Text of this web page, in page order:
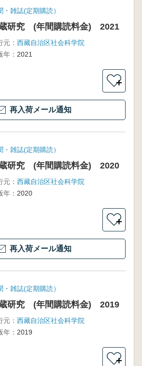
・雑誌(定期購読）
研究 (年間購読料金) 2021
元： 西藏自治区社会科学院
年： 2021
＋
再入荷メール通知
・雑誌(定期購読）
研究 (年間購読料金) 2020
元： 西藏自治区社会科学院
年： 2020
＋
再入荷メール通知
・雑誌(定期購読）
研究 (年間購読料金) 2019
元： 西藏自治区社会科学院
年： 2019
＋